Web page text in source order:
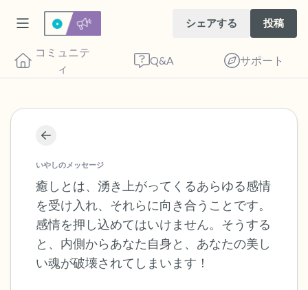
シェアする 投稿
コミュニテ
ィ
Q&A サポート
いやしのメッセージ
癒しとは、湧き上がってくるあらゆる感情
を受け入れ、それらに向き合うことです。
感情を押し込めてはいけません。そうする
と、内側からあなた自身と、あなたの美し
い魂が破壊されてしまいます！
座り心地の良い場所を見つけてください。
目を軽く閉じて、深呼吸を数回します。鼻
から息を吸い（3つ数え）、口から息を吐
きます（3つ数え）。さあ、目を開けて周
りを見回してください。以下のことを声に
出して言ってみてください。